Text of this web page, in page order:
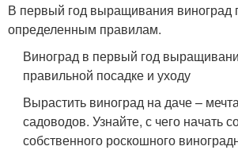
В первый год выращивания виноград
определенным правилам.
Виноград в первый год
правильной посадке и уходу
Вырастить виноград на даче –
садоводов. Узнайте, с чего начать
собственного роскошного